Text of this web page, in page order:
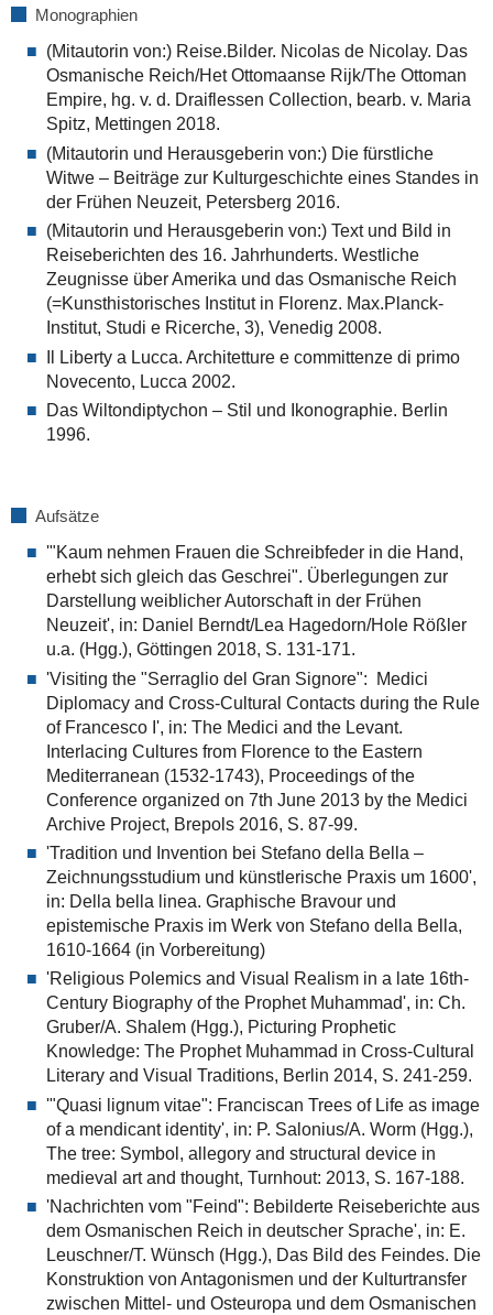
Monographien
(Mitautorin von:) Reise.Bilder. Nicolas de Nicolay. Das
Osmanische Reich/Het Ottomaanse Rijk/The Ottoman
Empire, hg. v. d. Draiflessen Collection, bearb. v. Maria
Spitz, Mettingen 2018.
(Mitautorin und Herausgeberin von:) Die fürstliche
Witwe – Beiträge zur Kulturgeschichte eines Standes in
der Frühen Neuzeit, Petersberg 2016.
(Mitautorin und Herausgeberin von:) Text und Bild in
Reiseberichten des 16. Jahrhunderts. Westliche
Zeugnisse über Amerika und das Osmanische Reich
(=Kunsthistorisches Institut in Florenz. Max.Planck-
Institut, Studi e Ricerche, 3), Venedig 2008.
Il Liberty a Lucca. Architetture e committenze di primo
Novecento, Lucca 2002.
Das Wiltondiptychon – Stil und Ikonographie. Berlin
1996.
Aufsätze
'"Kaum nehmen Frauen die Schreibfeder in die Hand,
erhebt sich gleich das Geschrei". Überlegungen zur
Darstellung weiblicher Autorschaft in der Frühen
Neuzeit', in: Daniel Berndt/Lea Hagedorn/Hole Rößler
u.a. (Hgg.), Göttingen 2018, S. 131-171.
'Visiting the "Serraglio del Gran Signore": Medici
Diplomacy and Cross-Cultural Contacts during the Rule
of Francesco I', in: The Medici and the Levant.
Interlacing Cultures from Florence to the Eastern
Mediterranean (1532-1743), Proceedings of the
Conference organized on 7th June 2013 by the Medici
Archive Project, Brepols 2016, S. 87-99.
'Tradition und Invention bei Stefano della Bella –
Zeichnungsstudium und künstlerische Praxis um 1600',
in: Della bella linea. Graphische Bravour und
epistemische Praxis im Werk von Stefano della Bella,
1610-1664 (in Vorbereitung)
'Religious Polemics and Visual Realism in a late 16th-
Century Biography of the Prophet Muhammad', in: Ch.
Gruber/A. Shalem (Hgg.), Picturing Prophetic
Knowledge: The Prophet Muhammad in Cross-Cultural
Literary and Visual Traditions, Berlin 2014, S. 241-259.
'"Quasi lignum vitae": Franciscan Trees of Life as image
of a mendicant identity', in: P. Salonius/A. Worm (Hgg.),
The tree: Symbol, allegory and structural device in
medieval art and thought, Turnhout: 2013, S. 167-188.
'Nachrichten vom "Feind": Bebilderte Reiseberichte aus
dem Osmanischen Reich in deutscher Sprache', in: E.
Leuschner/T. Wünsch (Hgg.), Das Bild des Feindes. Die
Konstruktion von Antagonismen und der Kulturtransfer
zwischen Mittel- und Osteuropa und dem Osmanischen